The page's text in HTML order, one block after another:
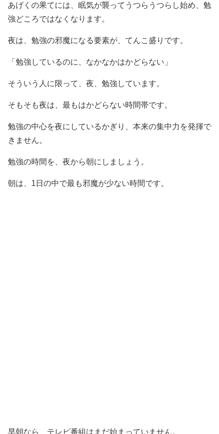
あげくの果てには、眠気が襲ってうつらうつらし始め、勉
強どころではなくなります。
夜は、勉強の邪魔になる要素が、てんこ盛りです。
「勉強しているのに、なかなかはかどらない」
そういう人に限って、夜、勉強しています。
そもそも夜は、最もはかどらない時間帯です。
勉強の中心を夜にしているかぎり、本来の集中力を発揮で
きません。
勉強の時間を、夜から朝にしましょう。
朝は、1日の中で最も邪魔が少ない時間です。
早朝なら、テレビ番組はまだ始まっていません。